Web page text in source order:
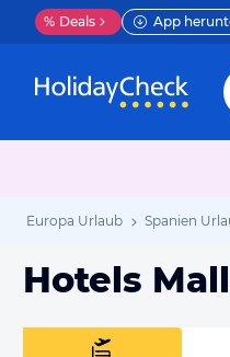
% Deals App
Europa Urlaub Spanien
Hotels